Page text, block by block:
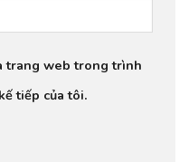
trang web trong trình
tiếp của tôi.